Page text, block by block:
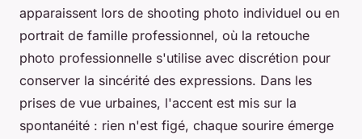
apparaissent lors de shooting photo individuel ou en
portrait de famille professionnel, où la retouche
photo professionnelle s'utilise avec discrétion pour
conserver la sincérité des expressions. Dans les
prises de vue urbaines, l'accent est mis sur la
spontanéité : rien n'est figé, chaque sourire émerge